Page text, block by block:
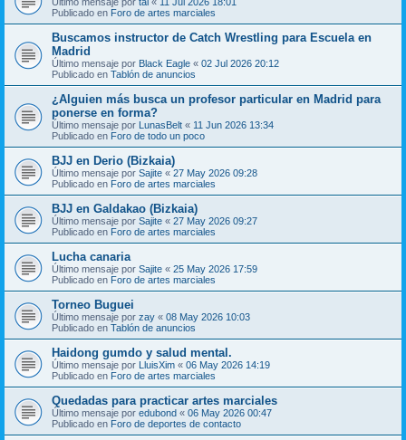
Publicado en Foro de artes marciales
Buscamos instructor de Catch Wrestling para Escuela en
Madrid
Último mensaje por Black Eagle « 02 Jul 2026 20:12
Publicado en Tablón de anuncios
¿Alguien más busca un profesor particular en Madrid para
ponerse en forma?
Último mensaje por LunasBelt « 11 Jun 2026 13:34
Publicado en Foro de todo un poco
BJJ en Derio (Bizkaia)
Último mensaje por Sajite « 27 May 2026 09:28
Publicado en Foro de artes marciales
BJJ en Galdakao (Bizkaia)
Último mensaje por Sajite « 27 May 2026 09:27
Publicado en Foro de artes marciales
Lucha canaria
Último mensaje por Sajite « 25 May 2026 17:59
Publicado en Foro de artes marciales
Torneo Buguei
Último mensaje por zay « 08 May 2026 10:03
Publicado en Tablón de anuncios
Haidong gumdo y salud mental.
Último mensaje por LluisXim « 06 May 2026 14:19
Publicado en Foro de artes marciales
Quedadas para practicar artes marciales
Último mensaje por edubond « 06 May 2026 00:47
Publicado en Foro de deportes de contacto